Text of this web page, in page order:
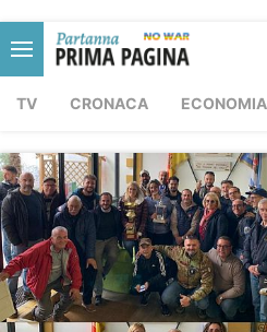
TV CRONACA ECONOMIA